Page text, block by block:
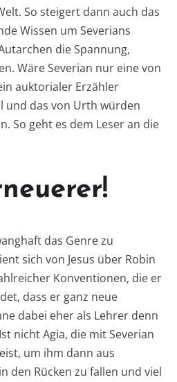
So steigert dann auch das
Wissen um Severians
die Spannung,
Wäre Severian nur eine von
auktorialer Erzähler
und das von Urth würden
So geht es dem Leser an die
das Genre zu
sich von Jesus über Robin
Konventionen, die er
dass er ganz neue
dabei eher als Lehrer denn
nicht Agia, die mit Severian
um ihm dann aus
den Rücken zu fallen und viel